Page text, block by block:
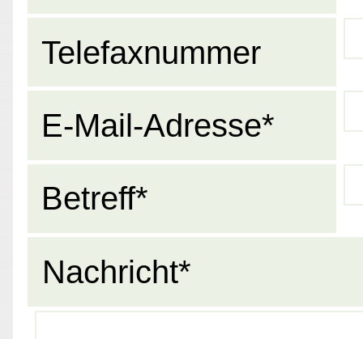
Telefaxnummer
E-Mail-Adresse*
Betreff*
Nachricht*